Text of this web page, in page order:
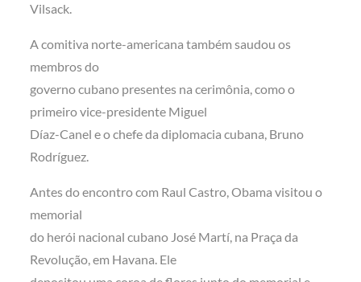
Vilsack.
A comitiva norte-americana também saudou os
membros do
governo cubano presentes na cerimônia, como o
primeiro vice-presidente Miguel
Díaz-Canel e o chefe da diplomacia cubana, Bruno
Rodríguez.
Antes do encontro com Raul Castro, Obama visitou o
memorial
do herói nacional cubano José Martí, na Praça da
Revolução, em Havana. Ele